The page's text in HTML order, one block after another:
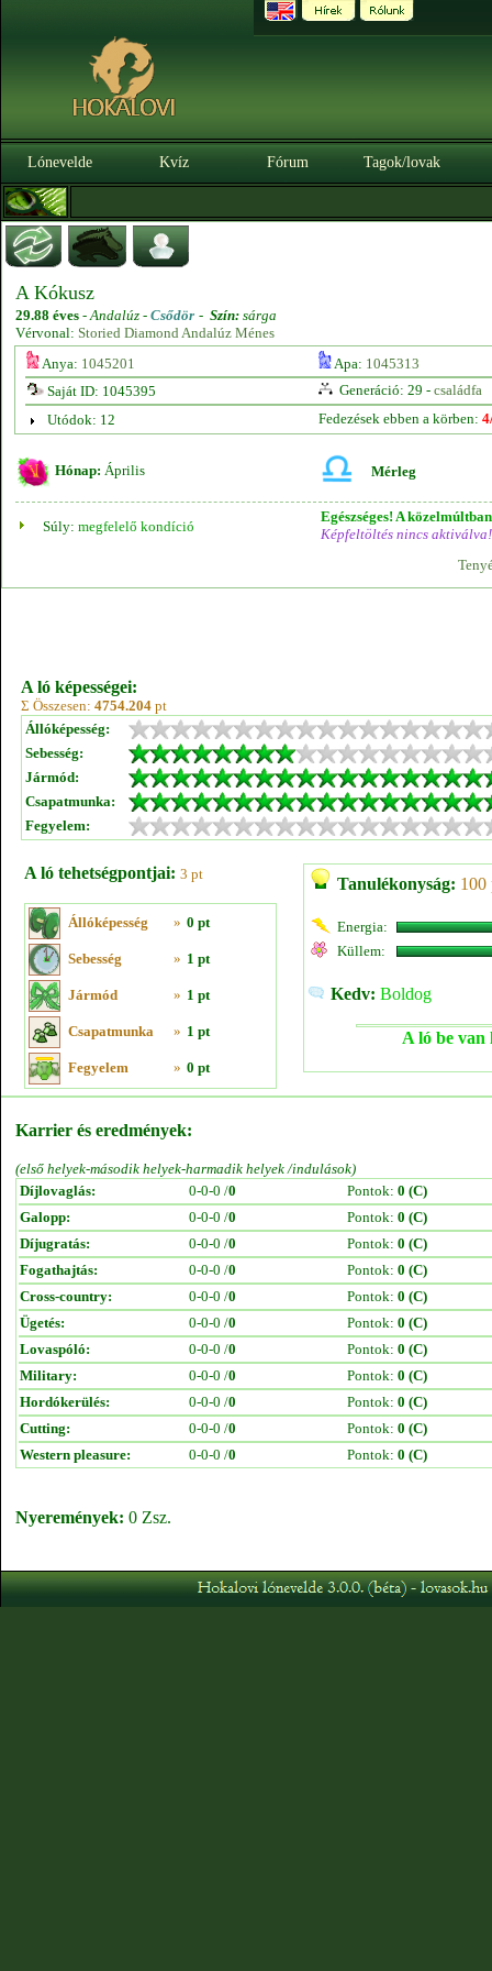
Lónevelde Kvíz Fórum Tagok/lovak
A Kókusz
29.88 éves -Andalúz - Csődör - Szín: sárga
Vérvonal: Storied Diamond Andalúz Ménes
Anya: 1045201 Apa: 1045313
Saját ID: 1045395
Generáció: 29 - családfa
Utódok: 12
Fedezések ebben a körben:
Hónap: Április Mérleg
Súly: megfelelő kondíció
Egészséges! A
Képfeltöltés nincs aktiválva!
A ló képességei:
Σ Összesen: 4754.204 pt
Állóképesség:
Sebesség:
Jármód:
Csapatmunka:
Fegyelem:
A ló tehetségpontjai: 3 pt
Állóképesség » 0 pt
Sebesség » 1 pt
Jármód » 1 pt
Csapatmunka » 1 pt
Fegyelem » 0 pt
Tanulékonyság: 100
Energia:
Küllem:
Kedv: Boldog
A ló be van
Karrier és eredmények:
(első helyek-második helyek-harmadik helyek /indulások)
Díjlovaglás:
0-0-0 /0 Pontok: 0 (C)
Galopp:
0-0-0 /0 Pontok: 0 (C)
Díjugratás:
0-0-0 /0 Pontok: 0 (C)
Fogathajtás:
0-0-0 /0 Pontok: 0 (C)
Cross-country:
0-0-0 /0 Pontok: 0 (C)
Ügetés:
0-0-0 /0 Pontok: 0 (C)
Lovaspóló:
0-0-0 /0 Pontok: 0 (C)
Military:
0-0-0 /0 Pontok: 0 (C)
Hordókerülés:
0-0-0 /0 Pontok: 0 (C)
Cutting:
0-0-0 /0 Pontok: 0 (C)
Western pleasure:
0-0-0 /0 Pontok: 0 (C)
Nyeremények: 0 Zsz.